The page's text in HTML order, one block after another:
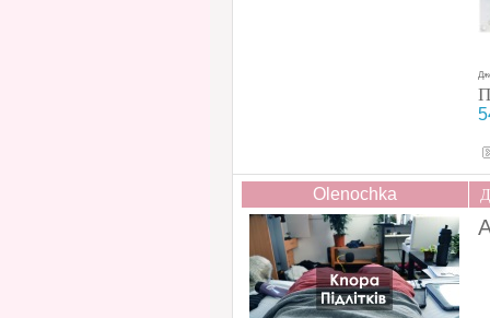
Olenochka